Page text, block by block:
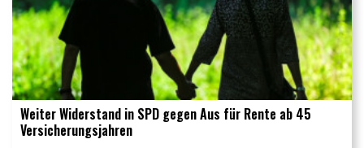
Weiter Widerstand in SPD gegen Aus für Rente ab 45
Versicherungsjahren